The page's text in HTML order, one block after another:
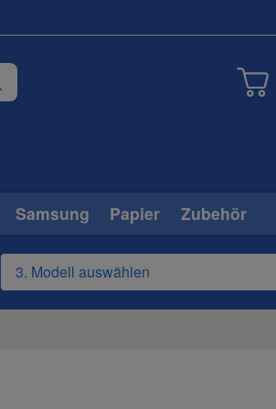
Samsung Papier Zubehör